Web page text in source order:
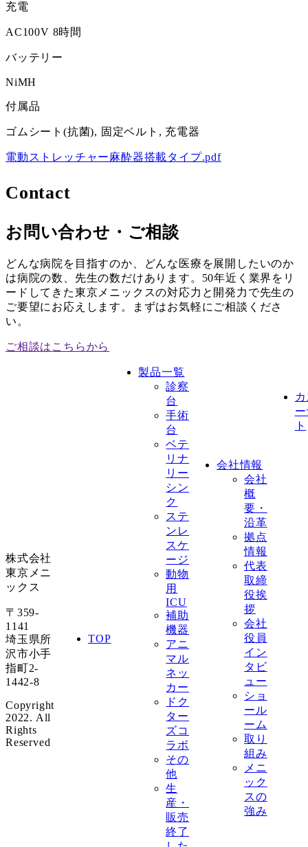
充電
AC100V 8時間
バッテリー
NiMH
付属品
ゴムシート(抗菌), 固定ベルト, 充電器
電動ストレッチャー麻酔器搭載タイプ.pdf
Contact
お問い合わせ・ご相談
どんな病院を目指すのか、どんな医療を展開したいのか
は病院の数、先生の数だけあります。50年近く業界をリ
ードしてきた東京メニックスの対応力と開発力で先生の
ご要望にお応えします。まずはお気軽にご相談くださ
い。
ご相談はこちらから
株式会社
東京メニ
ックス
〒359-
1141
埼玉県所
沢市小手
指町2-
1442-8
Copyright
2022. All
Rights
Reserved
TOP
製品一覧
診察
台
手術
台
ベテ
リナ
リー
シン
ク
ステ
ンレ
スケ
ージ
動物
用
ICU
補助
機器
アニ
マル
ネッ
カー
ドク
ター
ズコ
ラボ
その
他
生
産・
販売
終了
会社情報
会社
概
要・
沿革
拠点
情報
代表
取締
役挨
拶
会社
役員
イン
タビ
ュー
ショ
ール
ーム
取り
組み
メニ
ック
スの
強み
ト